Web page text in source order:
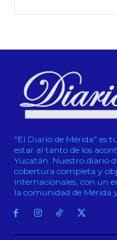
"El Diario de Mérida" es
estar al tanto de los
Yucatán. Nuestro diario
cobertura completa y
internacionales, con un
la comunidad de Mérida